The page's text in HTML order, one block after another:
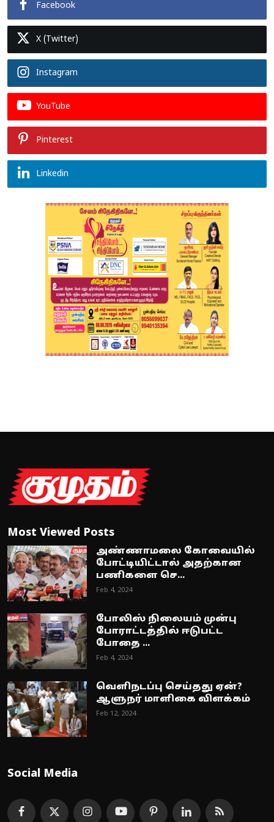
Facebook
X (Twitter)
Instagram
YouTube
Pinterest
Linkedin
Most Viewed Posts
அண்ணாமலை கோவையில்
போட்டியிட்டால் அதற்கான
பணிகளை செ...
Feb 4, 2024
போலிஸ் நிலையம் முன்பு
போராட்டத்தில் ஈடுபட்ட
போதை ...
Feb 4, 2024
வெளிநடப்பு செய்தது ஏன்?
ஆளுநர் மாளிகை விளக்கம்
Feb 12, 2024
Social Media